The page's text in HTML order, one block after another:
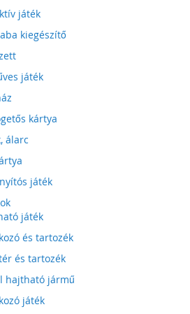
játék
kiegészítő
játék
kártya
álarc
játék
játék
és tartozék
és tartozék
hajtható jármű
játék